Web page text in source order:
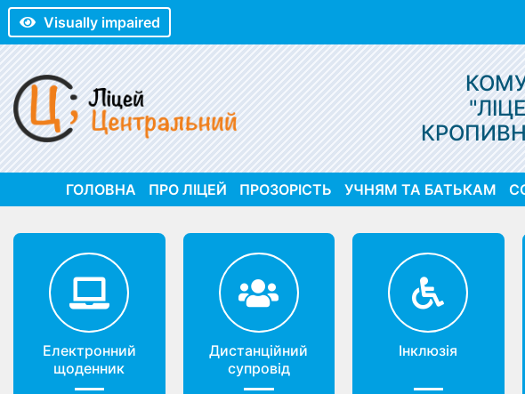
Visually impaired
ГОЛОВНА ПРО ЛІЦЕЙ ПРОЗОРІСТЬ УЧНЯМ ТА БАТЬКАМ
Електронний
щоденник
Дистанційний
супровід
Інклюзія